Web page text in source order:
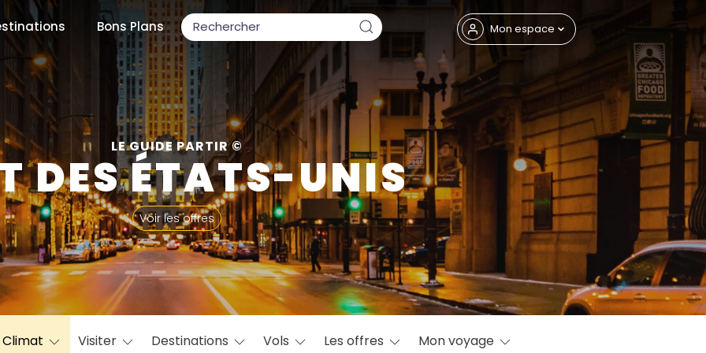
Bons Plans Mon espace
LE GUIDE PARTIR ©
DES ÉTATS-UNIS
Voir les offres
Climat Visiter Destinations Vols Les offres Mon voyage
Fermer
populaires
mois
Février Mars Avril Mai Juin Juillet Août
Septembre
Novembre Décembre